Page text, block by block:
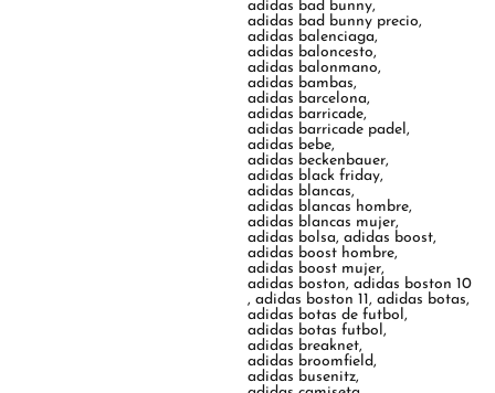
adidas bad bunny,
adidas bad bunny precio,
adidas balenciaga,
adidas baloncesto,
adidas balonmano,
adidas bambas,
adidas barcelona,
adidas barricade,
adidas barricade padel,
adidas bebe,
adidas beckenbauer,
adidas black friday,
adidas blancas,
adidas blancas hombre,
adidas blancas mujer,
adidas bolsa,adidas boost,
adidas boost hombre,
adidas boost mujer,
adidas boston,adidas boston 10
,adidas boston 11,adidas botas,
adidas botas de futbol,
adidas botas futbol,
adidas breaknet,
adidas broomfield,
adidas busenitz,